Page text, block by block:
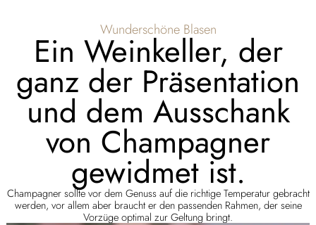
Wunderschöne Blasen
Ein Weinkeller, der
ganz der Präsentation
und dem Ausschank
von Champagner
gewidmet ist.
Champagner sollte vor dem Genuss auf die richtige Temperatur gebracht
werden, vor allem aber braucht er den passenden Rahmen, der seine
Vorzüge optimal zur Geltung bringt.